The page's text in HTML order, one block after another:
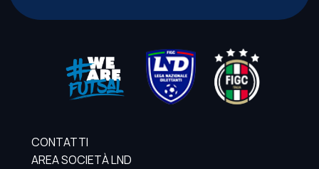
CONTATTI
AREA SOCIETÀ LND